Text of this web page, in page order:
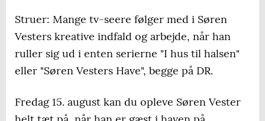
Struer: Mange tv-seere følger med i Søren
Vesters kreative indfald og arbejde, når han
ruller sig ud i enten serierne "I hus til halsen"
eller "Søren Vesters Have", begge på DR.
Fredag 15. august kan du opleve Søren Vester